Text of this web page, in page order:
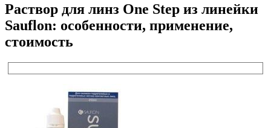
Раствор для линз One Step из линейки
Sauflon: особенности, применение,
стоимость